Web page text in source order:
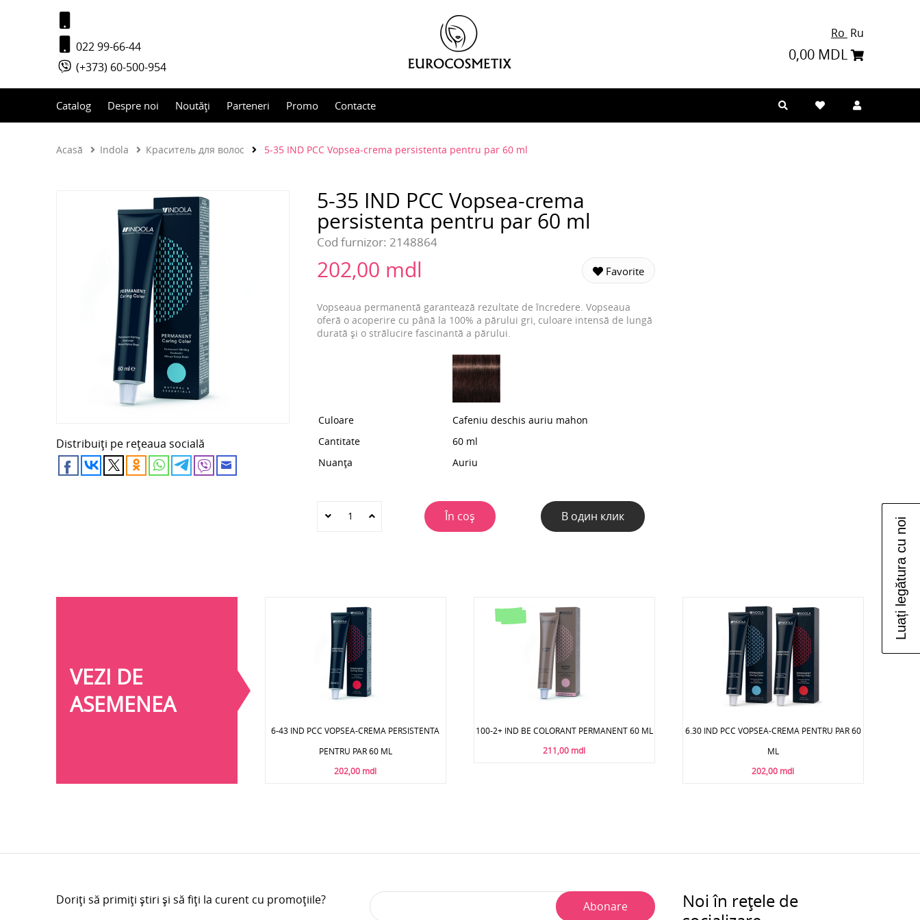
022 99-66-44
(+373) 60-500-954
Ro Ru
0,00 MDL
Catalog Despre noi Noutăți Parteneri Promo Contacte
Luați legătura cu noi
Acasă Indola Краситель для волос 5-35 IND PCC Vopsea-crema persistenta pentru par 60 ml
Distribuiți pe rețeaua socială
5-35 IND PCC Vopsea-crema
persistenta pentru par 60 ml
Cod furnizor: 2148864
202,00 mdl Favorite
Vopseaua permanentă garantează rezultate de încredere. Vopseaua
oferă o acoperire cu până la 100% a părului gri, culoare intensă de lungă
durată și o strălucire fascinantă a părului.
Culoare
Cafeniu deschis auriu mahon
Cantitate
60 ml
Nuanța
Auriu
În coș В один клик
VEZI DE
ASEMENEA
6-43 IND PCC VOPSEA-CREMA PERSISTENTA
PENTRU PAR 60 ML
202,00 mdl
100-2+ IND BE COLORANT PERMANENT 60 ML
211,00 mdl
6.30 IND PCC VOPSEA-CREMA PENTRU PAR 60
ML
202,00 mdl
Doriți să primiți știri și să fiți la curent cu promoțiile? Abonare
Noi în rețele de